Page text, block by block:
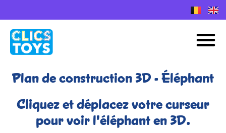
Plan de construction 3D - Éléphant
Cliquez et déplacez votre curseur
pour voir l'éléphant en 3D.